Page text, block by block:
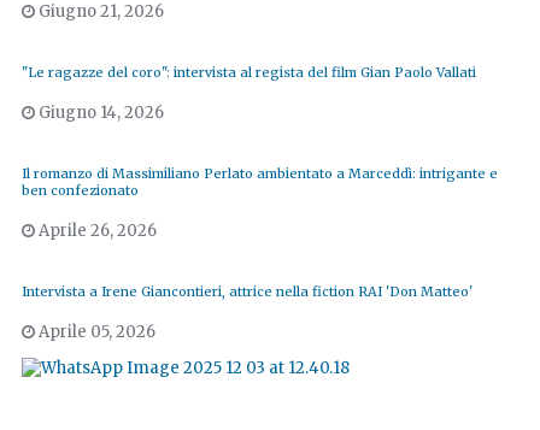
Giugno 21, 2026
"Le ragazze del coro": intervista al regista del film Gian Paolo Vallati
Giugno 14, 2026
Il romanzo di Massimiliano Perlato ambientato a Marceddì: intrigante e
ben confezionato
Aprile 26, 2026
Intervista a Irene Giancontieri, attrice nella fiction RAI 'Don Matteo'
Aprile 05, 2026